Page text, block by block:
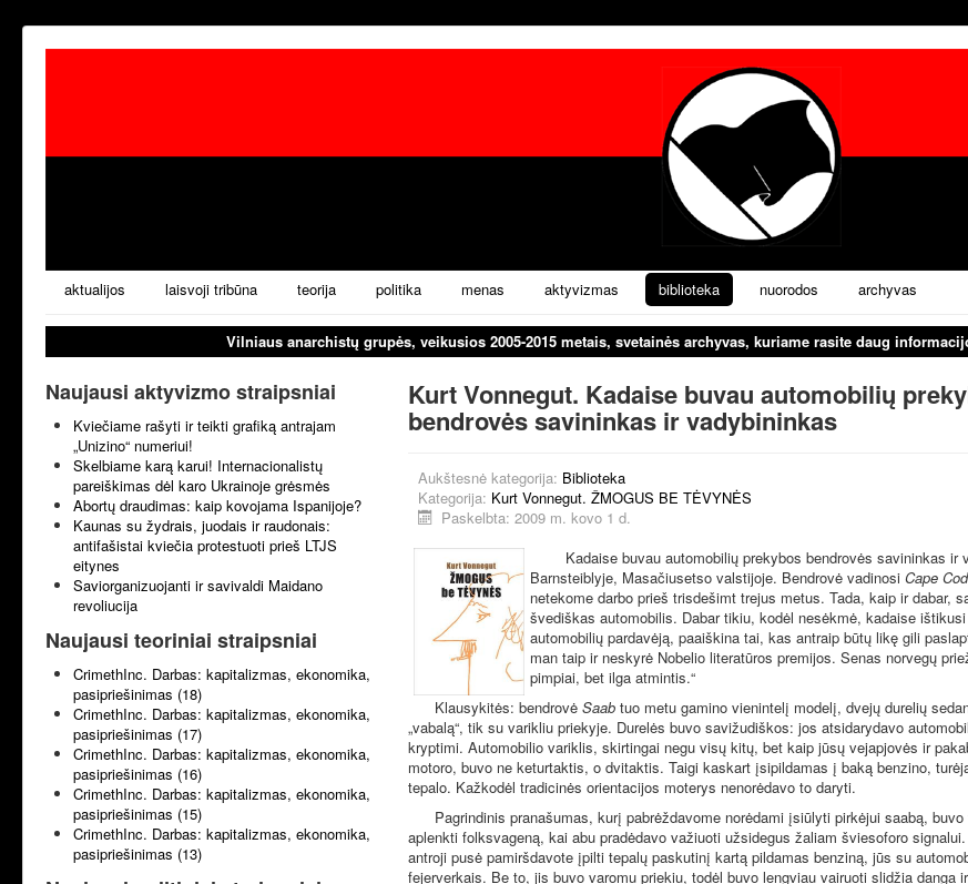
aktualijos laisvoji tribūna teorija politika menas aktyvizmas biblioteka nuorodos archyvas
Vilniaus anarchistų grupės, veikusios 2005-2015 metais, svetainės archyvas, kuriame rasite daug
Naujausi aktyvizmo straipsniai
Kviečiame rašyti ir teikti grafiką antrajam
„Unizino“ numeriui!
Skelbiame karą karui! Internacionalistų
pareiškimas dėl karo Ukrainoje grėsmės
Abortų draudimas: kaip kovojama Ispanijoje?
Kaunas su žydrais, juodais ir raudonais:
antifašistai kviečia protestuoti prieš LTJS
eitynes
Saviorganizuojanti ir savivaldi Maidano
revoliucija
Naujausi teoriniai straipsniai
CrimethInc. Darbas: kapitalizmas, ekonomika,
pasipriešinimas (18)
CrimethInc. Darbas: kapitalizmas, ekonomika,
pasipriešinimas (17)
CrimethInc. Darbas: kapitalizmas, ekonomika,
pasipriešinimas (16)
CrimethInc. Darbas: kapitalizmas, ekonomika,
pasipriešinimas (15)
CrimethInc. Darbas: kapitalizmas, ekonomika,
pasipriešinimas (13)
Kurt Vonnegut. Kadaise buvau automobilių
bendrovės savininkas ir vadybininkas
Aukštesnė kategorija: Biblioteka
Kategorija: Kurt Vonnegut. ŽMOGUS BE TĖVYNĖS
Paskelbta: 2009 m. kovo 1 d.
Kadaise buvau automobilių prekybos bendrovės savininkas ir
Barnsteiblyje, Masačiusetso valstijoje. Bendrovė vadinosi Cape
netekome darbo prieš trisdešimt trejus metus. Tada, kaip ir dabar,
švediškas automobilis. Dabar tikiu, kodėl nesėkmė, kadaise
automobilių pardavėją, paaiškina tai, kas antraip būtų likę gili
man taip ir neskyrė Nobelio literatūros premijos. Senas norvegų
pimpiai, bet ilga atmintis.“
Klausykitės: bendrovė Saabtuo metu gamino vienintelį modelį, dvejų durelių
„vabalą“, tik su varikliu priekyje. Durelės buvo savižudiškos: jos atsidarydavo
kryptimi. Automobilio variklis, skirtingai negu visų kitų, bet kaip jūsų vejapjovės ir
motoro, buvo ne keturtaktis, o dvitaktis. Taigi kaskart įsipildamas į baką benzino,
tepalo. Kažkodėl tradicinės orientacijos moterys nenorėdavo to daryti.
Pagrindinis pranašumas, kurį pabrėždavome norėdami įsiūlyti pirkėjui saabą,
aplenkti folksvageną, kai abu pradėdavo važiuoti užsidegus žaliam šviesoforo
antroji pusė pamiršdavote įpilti tepalų paskutinį kartą pildamas benziną, jūs su
fejerverkais. Be to, jis buvo varomu priekiu, todėl buvo lengviau vairuoti slidžia danga